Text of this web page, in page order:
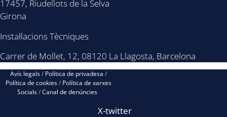
17457, Riudellots de la Selva
Girona
Instal·lacions Tècniques
Carrer de Mollet, 12, 08120 La Llagosta, Barcelona
Avís legals/ Política de privadesa /
Política de cookies/ Política de xarxes
Socials/Canal de denúncies
X-twitter